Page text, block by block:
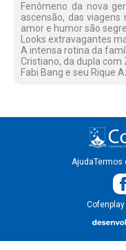
Fenômeno da nova
ascensão, das
amor e humor são
Looks extravagantes
A intensa rotina da
Cristiano, da dupla com
Fabi Bang e seu Rique
AjudaTermos
Cofenplay